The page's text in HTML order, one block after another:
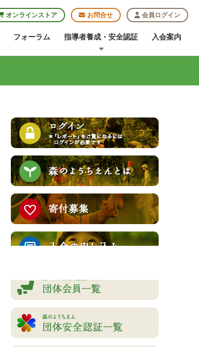
オンラインストア お問合せ 会員ログイン
フォーラム 指導者養成・安全認証 入会案内